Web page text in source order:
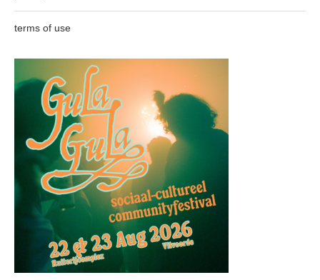
terms of use